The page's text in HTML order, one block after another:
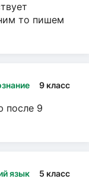
то пишем
9 класс
после 9
язык 5 класс